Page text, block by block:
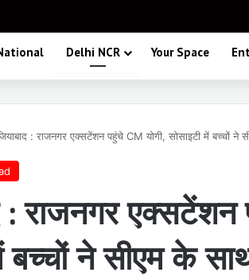
Delhi NCR Your Space
: राजनगर एक्सटेंशन पहुंचे CM योगी, सोसाइटी में बच्चों
: राजनगर
बच्चों ने सीएम के